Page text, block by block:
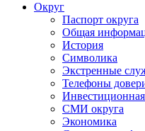
Округ
Паспорт округа
Общая
История
Символика
Экстренные
Телефоны
СМИ округа
Экономика